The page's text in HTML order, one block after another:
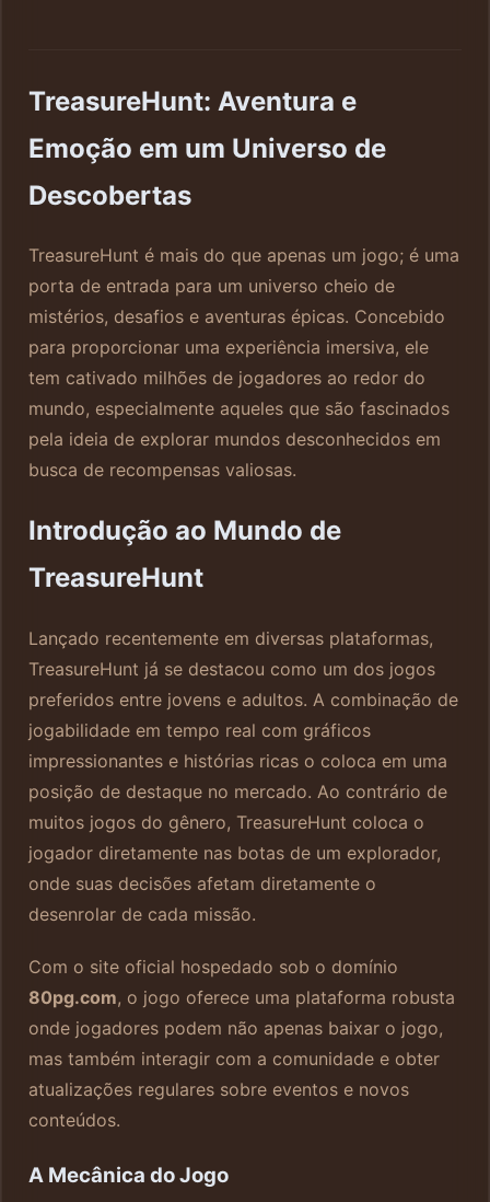
TreasureHunt: Aventura e
Emoção em um Universo de
Descobertas
TreasureHunt é mais do que apenas um jogo; é uma
porta de entrada para um universo cheio de
mistérios, desafios e aventuras épicas. Concebido
para proporcionar uma experiência imersiva, ele
tem cativado milhões de jogadores ao redor do
mundo, especialmente aqueles que são fascinados
pela ideia de explorar mundos desconhecidos em
busca de recompensas valiosas.
Introdução ao Mundo de
TreasureHunt
Lançado recentemente em diversas plataformas,
TreasureHunt já se destacou como um dos jogos
preferidos entre jovens e adultos. A combinação de
jogabilidade em tempo real com gráficos
impressionantes e histórias ricas o coloca em uma
posição de destaque no mercado. Ao contrário de
muitos jogos do gênero, TreasureHunt coloca o
jogador diretamente nas botas de um explorador,
onde suas decisões afetam diretamente o
desenrolar de cada missão.
Com o site oficial hospedado sob o domínio
80pg.com, o jogo oferece uma plataforma robusta
onde jogadores podem não apenas baixar o jogo,
mas também interagir com a comunidade e obter
atualizações regulares sobre eventos e novos
conteúdos.
A Mecânica do Jogo